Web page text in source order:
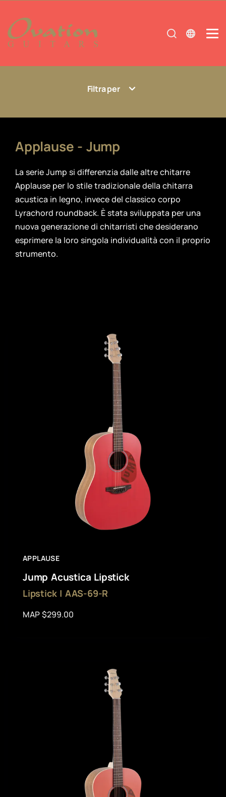
Filtra per
Applause - Jump
La serie Jump si differenzia dalle altre chitarre
Applause per lo stile tradizionale della chitarra
acustica in legno, invece del classico corpo
Lyrachord roundback. È stata sviluppata per una
nuova generazione di chitarristi che desiderano
esprimere la loro singola individualità con il proprio
strumento.
APPLAUSE
Jump Acustica Lipstick
Lipstick | AAS-69-R
MAP $299.00